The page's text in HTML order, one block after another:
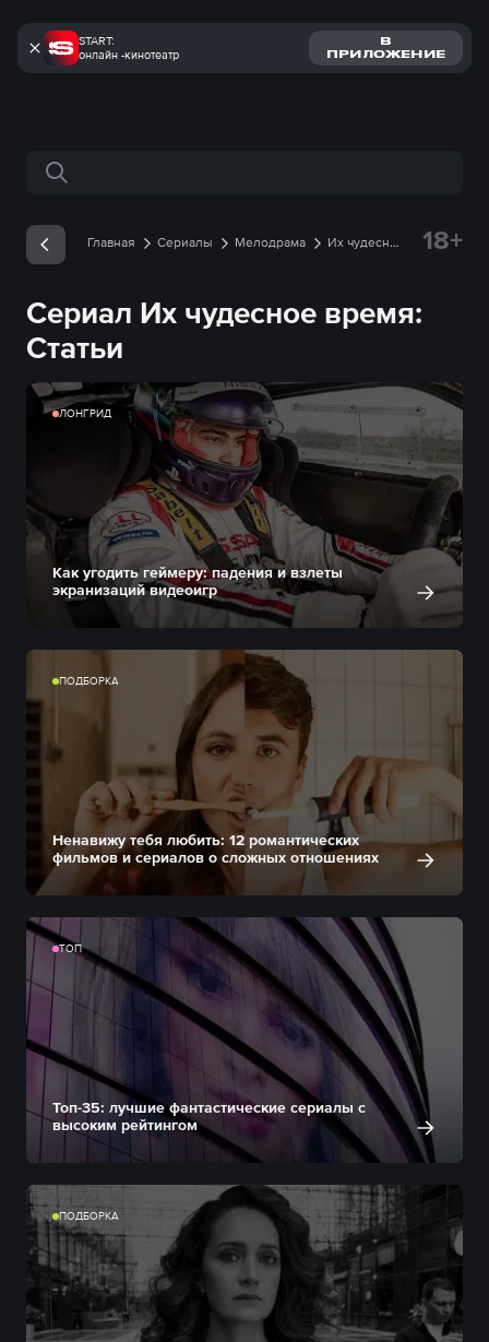
START:
онлайн -кинотеатр
В
ПРИЛОЖЕНИЕ
Поиск по сайту
Главная Сериалы Мелодрама
Их чудесное
18+
Сериал Их чудесное время:
Статьи
ЛОНГРИД
Как угодить геймеру: падения и взлеты
экранизаций видеоигр
ПОДБОРКА
Ненавижу тебя любить: 12 романтических
фильмов и сериалов о сложных отношениях
ТОП
Топ-35: лучшие фантастические сериалы с
высоким рейтингом
ПОДБОРКА